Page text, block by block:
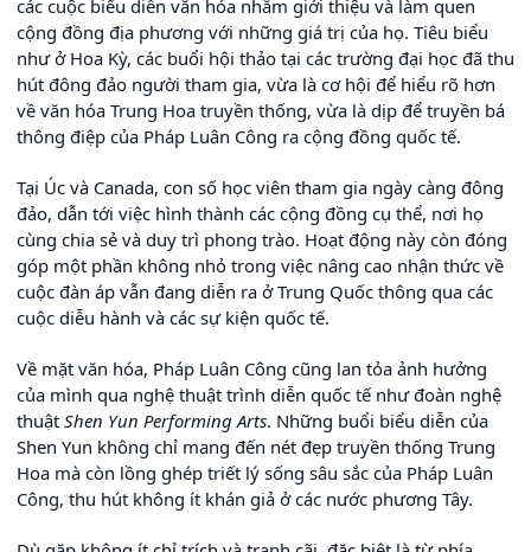
các cuộc biểu diễn văn hóa nhằm giới thiệu và làm quen
cộng đồng địa phương với những giá trị của họ. Tiêu biểu
như ở Hoa Kỳ, các buổi hội thảo tại các trường đại học đã thu
hút đông đảo người tham gia, vừa là cơ hội để hiểu rõ hơn
về văn hóa Trung Hoa truyền thống, vừa là dịp để truyền bá
thông điệp của Pháp Luân Công ra cộng đồng quốc tế.
Tại Úc và Canada, con số học viên tham gia ngày càng đông
đảo, dẫn tới việc hình thành các cộng đồng cụ thể, nơi họ
cùng chia sẻ và duy trì phong trào. Hoạt động này còn đóng
góp một phần không nhỏ trong việc nâng cao nhận thức về
cuộc đàn áp vẫn đang diễn ra ở Trung Quốc thông qua các
cuộc diễu hành và các sự kiện quốc tế.
Về mặt văn hóa, Pháp Luân Công cũng lan tỏa ảnh hưởng
của mình qua nghệ thuật trình diễn quốc tế như đoàn nghệ
thuật Shen Yun Performing Arts. Những buổi biểu diễn của
Shen Yun không chỉ mang đến nét đẹp truyền thống Trung
Hoa mà còn lồng ghép triết lý sống sâu sắc của Pháp Luân
Công, thu hút không ít khán giả ở các nước phương Tây.